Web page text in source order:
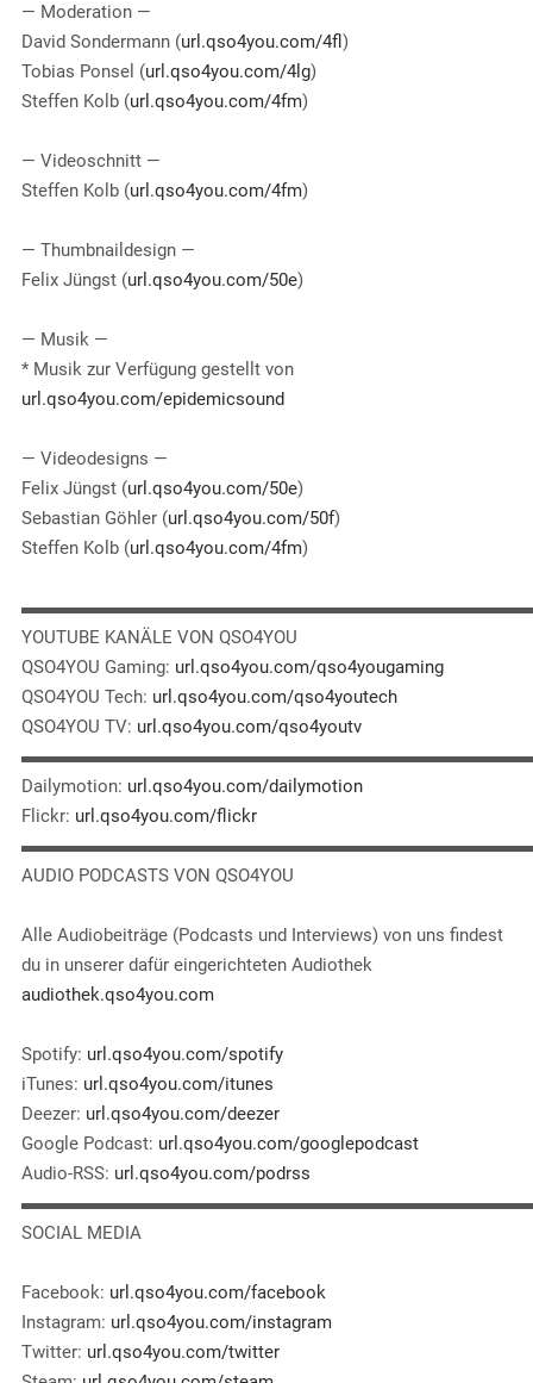
— Moderation —
David Sondermann (url.qso4you.com/4fl)
Tobias Ponsel (url.qso4you.com/4lg)
Steffen Kolb (url.qso4you.com/4fm)
— Videoschnitt —
Steffen Kolb (url.qso4you.com/4fm)
— Thumbnaildesign —
Felix Jüngst (url.qso4you.com/50e)
— Musik —
* Musik zur Verfügung gestellt von
url.qso4you.com/epidemicsound
— Videodesigns —
Felix Jüngst (url.qso4you.com/50e)
Sebastian Göhler (url.qso4you.com/50f)
Steffen Kolb (url.qso4you.com/4fm)
YOUTUBE KANÄLE VON QSO4YOU
QSO4YOU Gaming: url.qso4you.com/qso4yougaming
QSO4YOU Tech: url.qso4you.com/qso4youtech
QSO4YOU TV: url.qso4you.com/qso4youtv
Dailymotion: url.qso4you.com/dailymotion
Flickr: url.qso4you.com/flickr
AUDIO PODCASTS VON QSO4YOU
Alle Audiobeiträge (Podcasts und Interviews) von uns findest
du in unserer dafür eingerichteten Audiothek
audiothek.qso4you.com
Spotify: url.qso4you.com/spotify
iTunes: url.qso4you.com/itunes
Deezer: url.qso4you.com/deezer
Google Podcast: url.qso4you.com/googlepodcast
Audio-RSS: url.qso4you.com/podrss
SOCIAL MEDIA
Facebook: url.qso4you.com/facebook
Instagram: url.qso4you.com/instagram
Twitter: url.qso4you.com/twitter